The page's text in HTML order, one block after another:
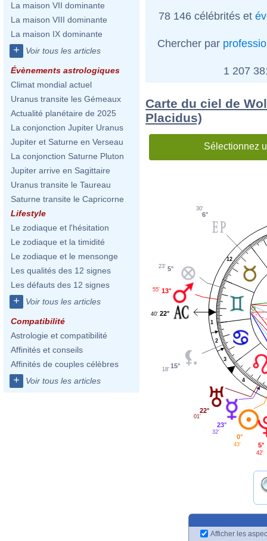
La maison VII dominante
La maison VIII dominante
La maison IX dominante
+ Voir tous les articles
Évènements astrologiques
Climat mondial actuel
Uranus transite les Gémeaux
Actualité planétaire de 2025
La conjonction Jupiter Uranus
Jupiter et Saturne en Verseau
La conjonction Saturne Pluton
Jupiter arrive en Sagittaire
Uranus transite le Taureau
Saturne transite le Capricorne
Lifestyle
Le zodiaque et l'hésitation
Le zodiaque et la timidité
Le zodiaque et le mensonge
Les qualités des 12 signes
Les défauts des 12 signes
+ Voir tous les articles
Compatibilité
Astrologie et compatibilité
Affinités et conseils
Affinités de couples célèbres
+ Voir tous les articles
78 146 célébrités et
Chercher par
1 207
Carte du ciel de
Placidus)
Sélectionnez
1
2
3
4
12
6°
30'
5°
23'
13°
55'
22°
40'
15°
18'
22°
01'
23°
32'
0°
43' 5°
42'
Afficher les